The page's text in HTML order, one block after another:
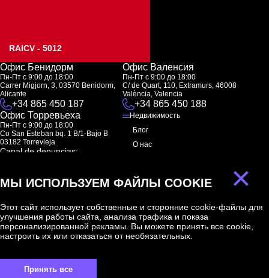
RAICV - 5012
Офис Бенидорм
Пн-Пт с 9:00 до 18:00
Carrer Migjorn, 3, 03570 Benidorm,
Alicante
+34 865 450 187
Офис Валенсия
Пн-Пт с 9:00 до 18:00
C/ de Quart, 110, Extramurs, 46008
València, Valencia
+34 865 450 188
Офис Торревьеха
Пн-Пт с 9:00 до 18:00
Co San Esteban bq. 1 B/1-Bajo B
03182 Torrevieja
Canal de denuncias:
Недвижимость
Блог
О нас
Подписка
Подпишитесь на наши новости. Рассылка каждую неделю
×
МЫ ИСПОЛЬЗУЕМ ФАЙЛЫ COOKIE
Этот сайт использует собственные и сторонние cookie-файлы для
улучшения работы сайта, анализа трафика и показа
персонализированной рекламы. Вы можете принять все cookie,
настроить их или отказаться от необязательных.
Принять все